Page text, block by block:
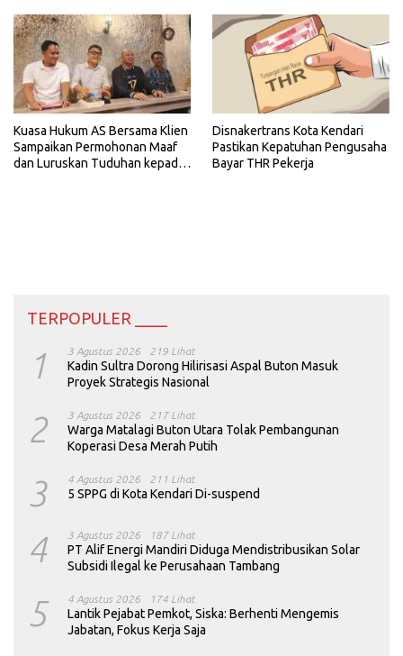
Kuasa Hukum AS Bersama Klien
Sampaikan Permohonan Maaf
dan Luruskan Tuduhan kepada
Disnakertrans Kota Kendari
Pastikan Kepatuhan Pengusaha
Bayar THR Pekerja
TERPOPULER ____
1 3 Agustus 2026 219 Lihat
Kadin Sultra Dorong Hilirisasi Aspal Buton Masuk
Proyek Strategis Nasional
2 3 Agustus 2026 217 Lihat
Warga Matalagi Buton Utara Tolak Pembangunan
Koperasi Desa Merah Putih
3 4 Agustus 2026 211 Lihat
5 SPPG di Kota Kendari Di-suspend
4 3 Agustus 2026 187 Lihat
PT Alif Energi Mandiri Diduga Mendistribusikan Solar
Subsidi Ilegal ke Perusahaan Tambang
5 4 Agustus 2026 174 Lihat
Lantik Pejabat Pemkot, Siska: Berhenti Mengemis
Jabatan, Fokus Kerja Saja